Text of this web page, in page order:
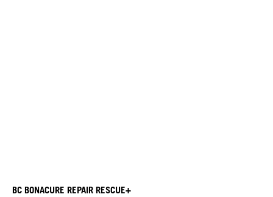
BC BONACURE REPAIR RESCUE+